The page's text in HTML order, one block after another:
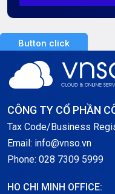
Server Dedicated (Máy
Server GPU
Server Windows
Notification
Thông tin chung
Button click
CÔNG TY CỔ PHẦN
Tax Code/Business
Email: info@vnso.vn
Phone: 028 7309 5999
HO CHI MINH OFFICE: